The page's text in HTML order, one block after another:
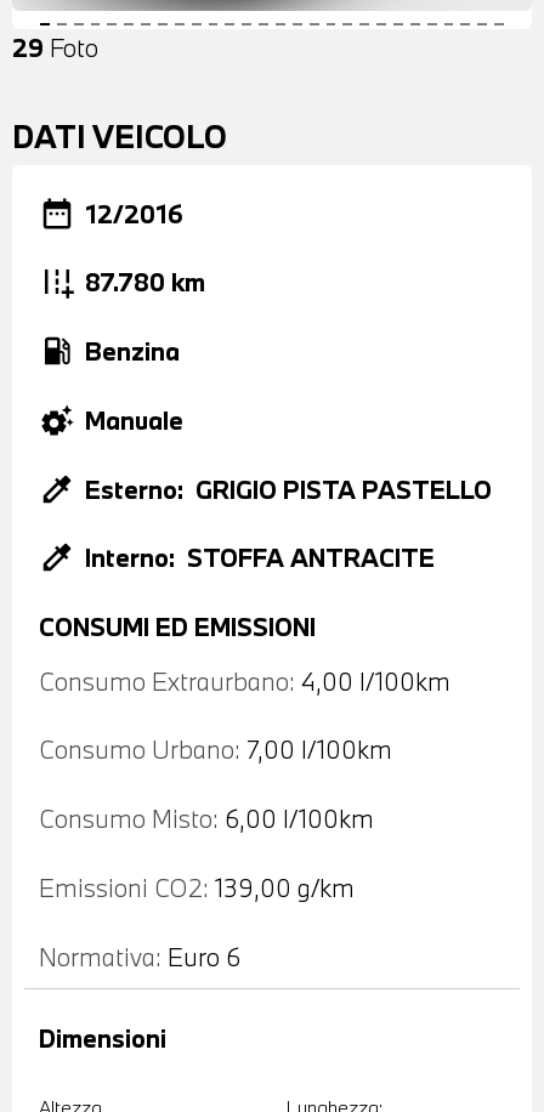
29 Foto
DATI VEICOLO
date_range 12/2016
add_road 87.780 km
local_gas_station Benzina
settings_suggest Manuale
colorize Esterno: GRIGIO PISTA PASTELLO
colorize Interno: STOFFA ANTRACITE
CONSUMI ED EMISSIONI
Consumo Extraurbano: 4,00 l/100km
Consumo Urbano: 7,00 l/100km
Consumo Misto: 6,00 l/100km
Emissioni CO2: 139,00 g/km
Normativa: Euro 6
Altezza Lunghezza:
Dimensioni